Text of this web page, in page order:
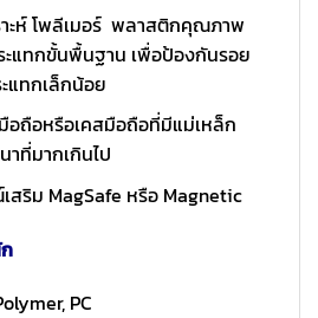
ะห์ โพลีเมอร์ พลาสติกคุณภาพ
แทกขั้นพื้นฐาน เพื่อป้องกันรอย
แทกเล็กน้อย
อถือหรือเคสมือถือที่มีแม่เหล็ก
าที่มากเกินไป
ริม MagSafe หรือ Magnetic
PC